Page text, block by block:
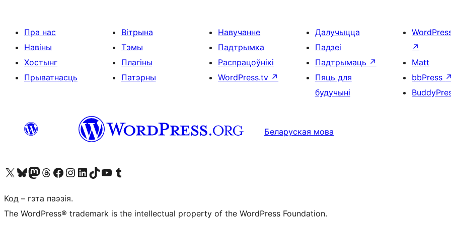
Пра нас
Навіны
Хостынг
Прыватнасць
Вітрына
Тэмы
Плагіны
Патэрны
Навучанне
Падтрымка
Распрацоўнікі
WordPress.tv ↗
Далучыцца
Падзеі
Падтрымаць ↗
Пяць для
будучыні
↗
Matt
bbPress ↗
Беларуская мова
Наведайце наш акаўнт у X (былы Twitter)
Visit our Bluesky account
Visit our Mastodon account
Visit our Threads account
Наведаеце нашу старонку на Facebook
Наведайце наш Instagram
Наведайце нашу старонку ў LinkedIn
Visit our TikTok account
Наведайце наш YouTube каналVisit our Tumblr account
Код – гэта паэзія.
The WordPress® trademark is the intellectual property of the WordPress Foundation.